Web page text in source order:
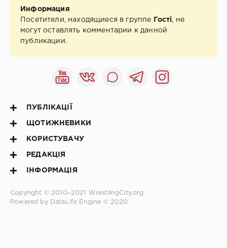
Информация
Посетители, находящиеся в группе
Гості , не
могут оставлять комментарии к данной
публикации.
ПУБЛІКАЦІЇ
ЩОТИЖНЕВИКИ
КОРИСТУВАЧУ
РЕДАКЦІЯ
ІНФОРМАЦІЯ
Copyright © 2010–2021
WrestlingCity.org
Powered by DataLife Engine © 2020